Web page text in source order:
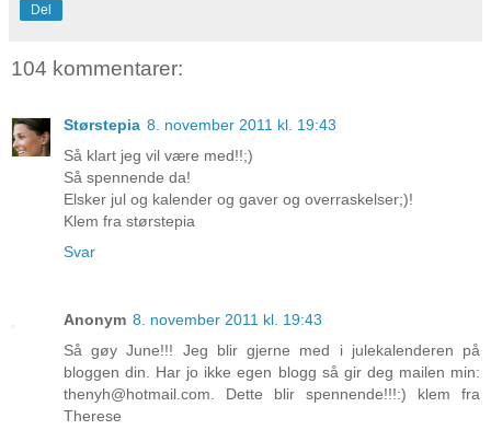
Del
104 kommentarer:
Størstepia 8. november 2011 kl. 19:43
Så klart jeg vil være med!!;)
Så spennende da!
Elsker jul og kalender og gaver og overraskelser;)!
Klem fra størstepia
Svar
Anonym 8. november 2011 kl. 19:43
Så gøy June!!! Jeg blir gjerne med i julekalenderen på
bloggen din. Har jo ikke egen blogg så gir deg mailen min:
thenyh@hotmail.com. Dette blir spennende!!!:) klem fra
Therese